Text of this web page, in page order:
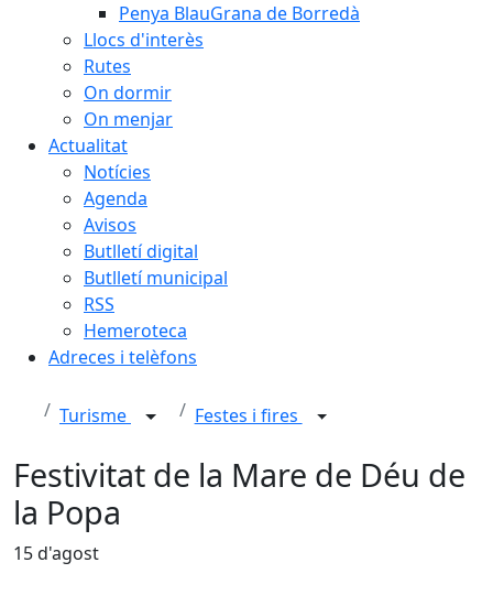
Penya BlauGrana de Borredà
Llocs d'interès
Rutes
On dormir
On menjar
Actualitat
Notícies
Agenda
Avisos
Butlletí digital
Butlletí municipal
RSS
Hemeroteca
Adreces i telèfons
Turisme Festes i fires
Festivitat de la Mare de Déu de
la Popa
15 d'agost